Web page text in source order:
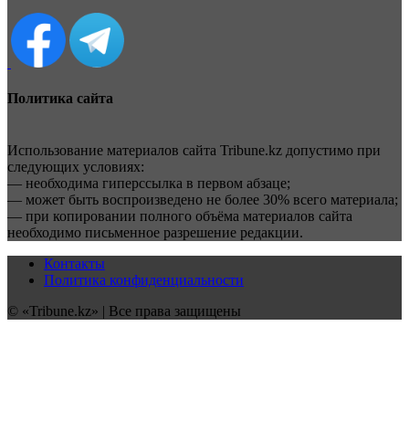
Политика сайта
Использование материалов сайта Tribune.kz допустимо при
следующих условиях:
— необходима гиперссылка в первом абзаце;
— может быть воспроизведено не более 30% всего материала;
— при копировании полного объёма материалов сайта
необходимо письменное разрешение редакции.
Контакты
Политика конфиденциальности
© «Tribune.kz» | Все права защищены